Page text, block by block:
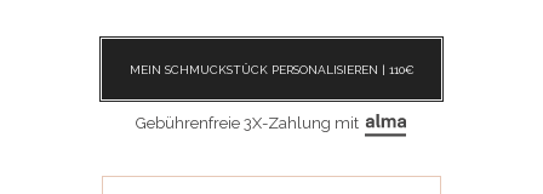
MEIN SCHMUCKSTÜCK PERSONALISIEREN | 110€
Gebührenfreie 3X-Zahlung mit